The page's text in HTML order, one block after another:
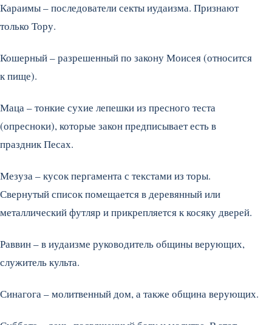
Караимы – последователи секты иудаизма. Признают
только Тору.
Кошерный – разрешенный по закону Моисея (относится
к пище).
Маца – тонкие сухие лепешки из пресного теста
(опресноки), которые закон предписывает есть в
праздник Песах.
Мезуза – кусок пергамента с текстами из торы.
Свернутый список помещается в деревянный или
металлический футляр и прикрепляется к косяку дверей.
Раввин – в иудаизме руководитель общины верующих,
служитель культа.
Синагога – молитвенный дом, а также община верующих.